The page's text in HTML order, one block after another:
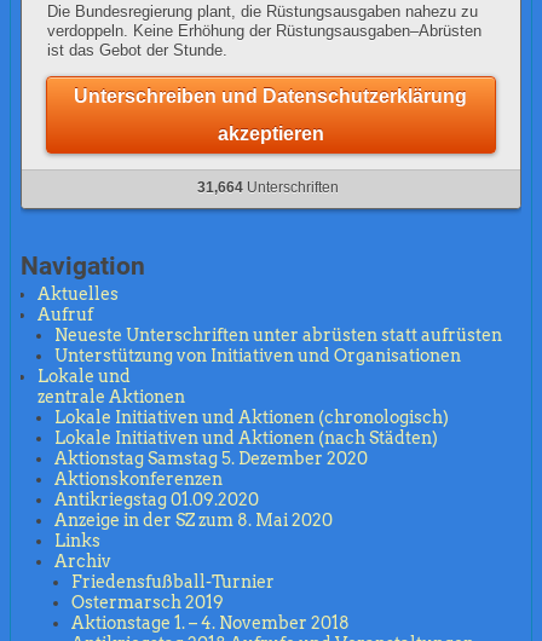
Die Bundesregierung plant, die Rüstungsausgaben nahezu zu
verdoppeln. Keine Erhöhung der Rüstungsausgaben–Abrüsten
ist das Gebot der Stunde.
Unterschreiben und Datenschutzerklärung
akzeptieren
31,664 Unterschriften
Navigation
Aktuelles
Aufruf
Neueste Unterschriften unter abrüsten statt aufrüsten
Unterstützung von Initiativen und Organisationen
Lokale und
zentrale Aktionen
Lokale Initiativen und Aktionen (chronologisch)
Lokale Initiativen und Aktionen (nach Städten)
Aktionstag Samstag 5. Dezember 2020
Aktionskonferenzen
Antikriegstag 01.09.2020
Anzeige in der SZ zum 8. Mai 2020
Links
Archiv
Friedensfußball-Turnier
Ostermarsch 2019
Aktionstage 1. – 4. November 2018